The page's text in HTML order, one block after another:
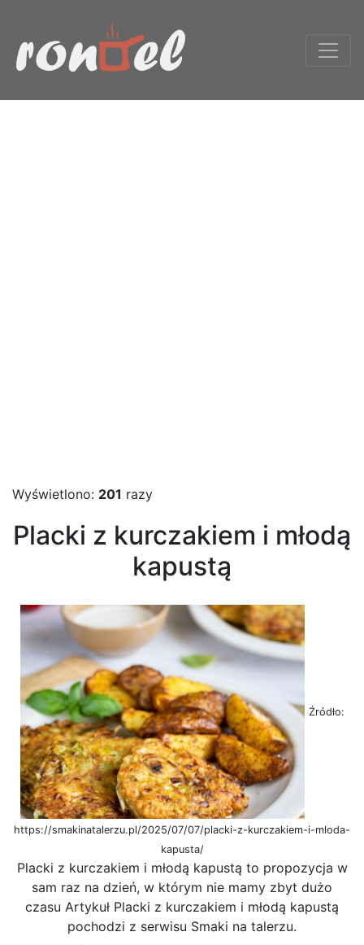
Wyświetlono: 201 razy
Placki z kurczakiem i młodą
kapustą
Źródło:
https://smakinatalerzu.pl/2025/07/07/placki-z-kurczakiem-i-mloda-
kapusta/
Placki z kurczakiem i młodą kapustą to propozycja w
sam raz na dzień, w którym nie mamy zbyt dużo
czasu Artykuł Placki z kurczakiem i młodą kapustą
pochodzi z serwisu Smaki na talerzu.